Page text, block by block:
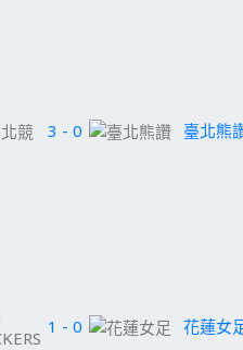
3 - 0 臺北熊
1 - 0 花蓮女